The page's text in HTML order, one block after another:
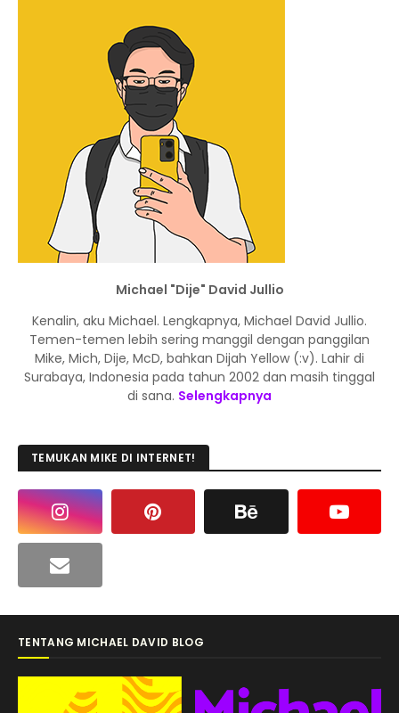
Michael "Dije" David Jullio
Kenalin, aku Michael. Lengkapnya, Michael David Jullio.
Temen-temen lebih sering manggil dengan panggilan
Mike, Mich, Dije, McD, bahkan Dijah Yellow (:v). Lahir di
Surabaya, Indonesia pada tahun 2002 dan masih tinggal
di sana. Selengkapnya
TEMUKAN MIKE DI INTERNET!
TENTANG MICHAEL DAVID BLOG